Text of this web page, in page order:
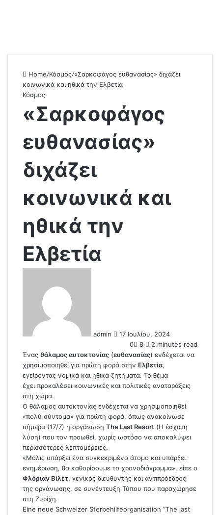
Home/Κόσμος/«Σαρκοφάγος ευθανασίας» διχάζει
κοινωνικά και ηθικά την Ελβετία
Κόσμος
«Σαρκοφάγος
ευθανασίας»
διχάζει
κοινωνικά και
ηθικά την
Ελβετία
admin
e
a
l
17 Ιουλίου, 2024
0
8
2 minutes read
Ένας θάλαμος αυτοκτονίας (ευθανασίας) ενδέχεται να
χρησιμοποιηθεί για πρώτη φορά στην Ελβετία,
εγείροντας νομικά και ηθικά ζητήματα. Το θέμα
έχει προκαλέσει κοινωνικές και πολιτικές αναταράξεις
στη χώρα.
Ο θάλαμος αυτοκτονίας ενδέχεται να χρησιμοποιηθεί
«πολύ σύντομα» για πρώτη φορά, όπως ανακοίνωσε
σήμερα (17/7) η οργάνωση The Last Resort (Η έσχατη
λύση) που τον προωθεί, χωρίς ωστόσο να αποκαλύψει
περισσότερες λεπτομέρειες.
«Μόλις υπάρξει ένα συγκεκριμένο άτομο και υπάρξει
ενημέρωση, θα καθορίσουμε το χρονοδιάγραμμα», είπε ο
Φλόριαν Βίλετ, γενικός διευθυντής και αντιπρόεδρος
της οργάνωσης, σε συνέντευξη Τύπου που παραχώρησε
στη Ζυρίχη.
Eine neue Schweizer Sterbehilfeorganisation “The last